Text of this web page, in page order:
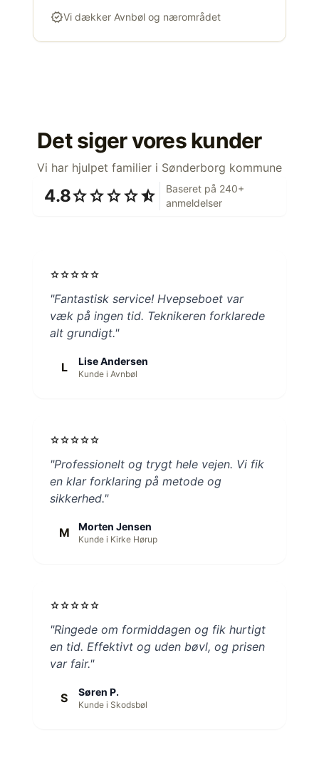
verifiedVi dækker Avnbøl og nærområdet
Det siger vores kunder
Vi har hjulpet familier i Sønderborg kommune
4.8starstarstarstarstar_half
Baseret på 240+
anmeldelser
starstarstarstarstar
"Fantastisk service! Hvepseboet var
væk på ingen tid. Teknikeren forklarede
alt grundigt."
L Lise Andersen
Kunde i Avnbøl
starstarstarstarstar
"Professionelt og trygt hele vejen. Vi fik
en klar forklaring på metode og
sikkerhed."
M Morten Jensen
Kunde i Kirke Hørup
starstarstarstarstar
"Ringede om formiddagen og fik hurtigt
en tid. Effektivt og uden bøvl, og prisen
var fair."
S Søren P.
Kunde i Skodsbøl